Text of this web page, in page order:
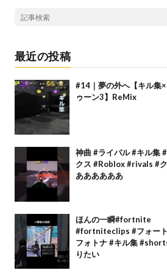
最近の投稿
#14｜夢の外へ【キル集
ゥーン3】ReMix
神曲 #ライバル #キル集
クス #Roblox #rivals #
ああああああ
ほんの一瞬#fortnite
#fortniteclips #フォー
フォトナ #キル集
りたい